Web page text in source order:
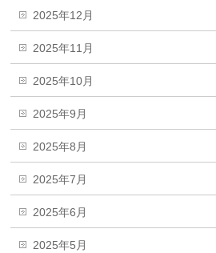
2025年12月
2025年11月
2025年10月
2025年9月
2025年8月
2025年7月
2025年6月
2025年5月